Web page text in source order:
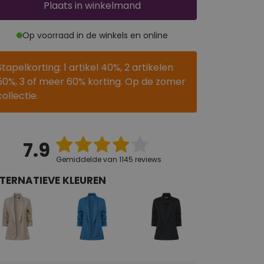
KLEUREN
Plaats in winkelmand
Op voorraad in de winkels en online
1 artikel 40%, 2 artikelen
3 of meer 60% korting. Op de zomer
7.9 Gemiddelde van 1145 reviews